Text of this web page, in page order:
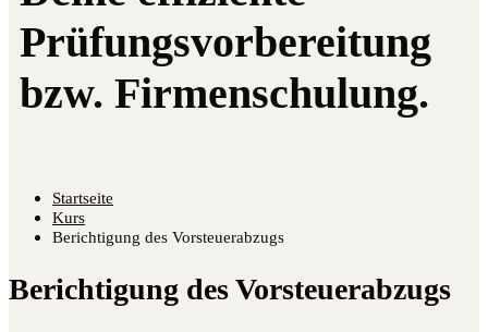
Startseite
Kurs
Berichtigung des Vorsteuerabzugs
Berichtigung des Vorsteuerabzugs